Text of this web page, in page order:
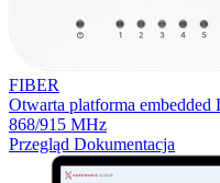
FIBER
Otwarta platforma
868/915 MHz
Przegląd Dokumentacja